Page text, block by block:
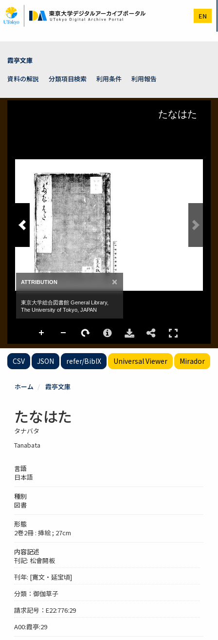
イ
ン
EN
霞亭文庫
資料の解説
分類項目検索 利用条件 利用報告
CSV JSON refer/BibIX Universal Viewer Mirador
ホーム 霞亭文庫
たなはた
タナバタ
Tanabata
言語
日本語
種別
図書
形態
2巻2冊 : 挿絵 ; 27cm
内容記述
刊記: 松會開板
刊年: [寛文・延宝頃]
分類：御伽草子
請求記号：E22:776:29
A00:霞亭:29